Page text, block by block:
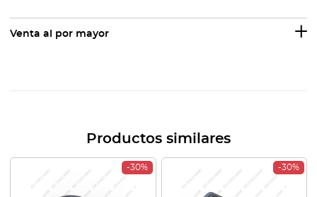
Venta al por mayor
Productos similares
-30% -30%